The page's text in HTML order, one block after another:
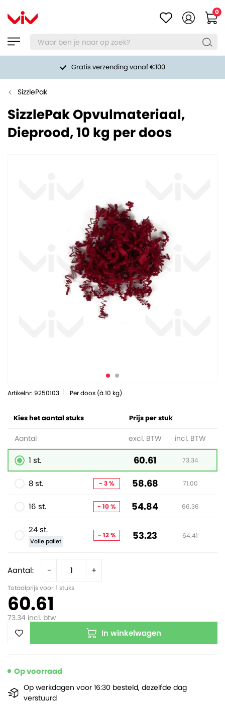
0
Gratis verzending vanaf €100
SizzlePak
SizzlePak Opvulmateriaal,
Dieprood, 10 kg per doos
Artikelnr: 9250103 Per doos (à 10 kg)
Aantal: - +
Totaalprijs voor 1 stuks
60.61
73.34 incl. btw
In winkelwagen
Kies het aantal stuks Prijs per stuk
Aantal excl. BTW incl. BTW
1 st. 60.61 73.34
8 st. - 3 % 58.68 71.00
16 st. - 10 % 54.84 66.36
24 st.
Volle pallet
- 12 % 53.23 64.41
Op voorraad
Op werkdagen voor 16:30 besteld, dezelfde dag
verstuurd